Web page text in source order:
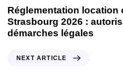
e
v
i
Réglementation location
Strasbourg 2026 :
démarches légales
NEXT ARTICLE